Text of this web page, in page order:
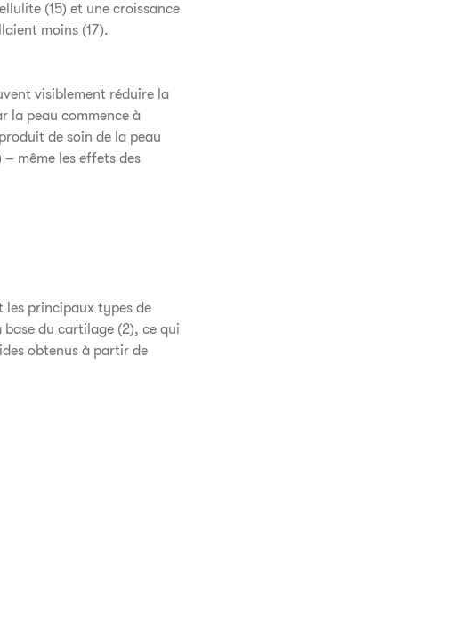
(15) et une croissance
moins (17).
visiblement réduire la
la peau commence à
de soin de la peau
même les effets des
les principaux types de
base du cartilage (2), ce qui
obtenus à partir de